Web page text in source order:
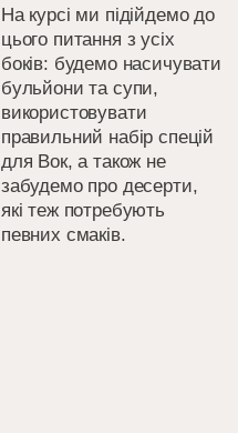
На курсі ми підійдемо до
цього питання з усіх
боків: будемо насичувати
бульйони та супи,
використовувати
правильний набір спецій
для Вок, а також не
забудемо про десерти,
які теж потребують
певних смаків.